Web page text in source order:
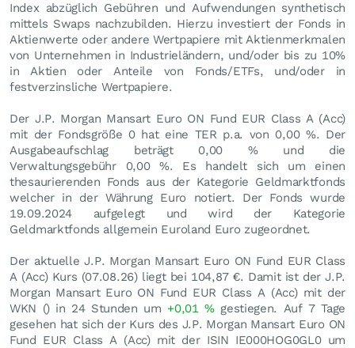
Index abzüglich Gebühren und Aufwendungen synthetisch
mittels Swaps nachzubilden. Hierzu investiert der Fonds in
Aktienwerte oder andere Wertpapiere mit Aktienmerkmalen
von Unternehmen in Industrieländern, und/oder bis zu 10%
in Aktien oder Anteile von Fonds/ETFs, und/oder in
festverzinsliche Wertpapiere.
Der J.P. Morgan Mansart Euro ON Fund EUR Class A (Acc)
mit der Fondsgröße 0 hat eine TER p.a. von 0,00 %. Der
Ausgabeaufschlag beträgt 0,00 % und die
Verwaltungsgebühr 0,00 %. Es handelt sich um einen
thesaurierenden Fonds aus der Kategorie Geldmarktfonds
welcher in der Währung Euro notiert. Der Fonds wurde
19.09.2024 aufgelegt und wird der Kategorie
Geldmarktfonds allgemein Euroland Euro zugeordnet.
Der aktuelle J.P. Morgan Mansart Euro ON Fund EUR Class
A (Acc) Kurs (07.08.26) liegt bei 104,87 €. Damit ist der J.P.
Morgan Mansart Euro ON Fund EUR Class A (Acc) mit der
WKN () in 24 Stunden um +0,01%gestiegen. Auf 7 Tage
gesehen hat sich der Kurs des J.P. Morgan Mansart Euro ON
Fund EUR Class A (Acc) mit der ISIN IE000HOG0GL0 um